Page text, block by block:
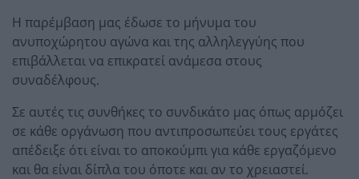
Η παρέμβαση μας έδωσε το μήνυμα του
ανυποχώρητου αγώνα και της αλληλεγγύης που
επιβάλλεται να επικρατεί ανάμεσα στους
συναδέλφους.
Σε αυτές τις συνθήκες το συνδικάτο μας όπως αρμόζει
σε κάθε οργάνωση που αντιπροσωπεύει τους εργάτες
απέδειξε ότι είναι το αποκούμπι για κάθε εργαζόμενο
και θα είναι δίπλα του όποτε και αν το χρειαστεί.